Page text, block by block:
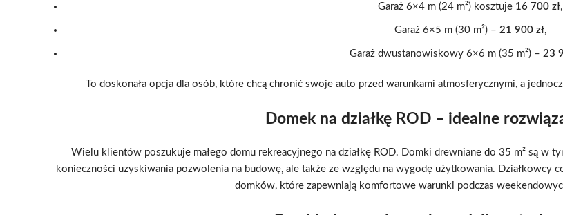
Garaż 6×4 m (24 m²) kosztuje 16 700 zł,
Garaż 6×5 m (30 m²) – 21 900 zł,
Garaż dwustanowiskowy 6×6 m (35 m²) – 23
To doskonała opcja dla osób, które chcą chronić swoje auto przed warunkami atmosferycznymi, a
Domek na działkę ROD – idealne
Wielu klientów poszukuje małego domu rekreacyjnego na działkę ROD. Domki drewniane do 35 m² są w
konieczności uzyskiwania pozwolenia na budowę, ale także ze względu na wygodę użytkowania. Działkowcy
domków, które zapewniają komfortowe warunki podczas